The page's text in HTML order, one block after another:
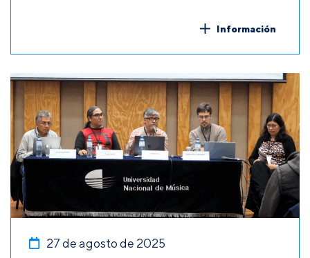
Información
27 de agosto de 2025